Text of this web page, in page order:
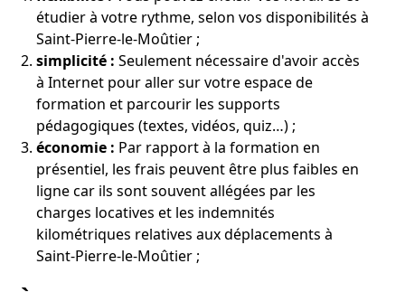
étudier à votre rythme, selon vos disponibilités à
Saint-Pierre-le-Moûtier ;
simplicité : Seulement nécessaire d'avoir accès
à Internet pour aller sur votre espace de
formation et parcourir les supports
pédagogiques (textes, vidéos, quiz…) ;
économie : Par rapport à la formation en
présentiel, les frais peuvent être plus faibles en
ligne car ils sont souvent allégées par les
charges locatives et les indemnités
kilométriques relatives aux déplacements à
Saint-Pierre-le-Moûtier ;